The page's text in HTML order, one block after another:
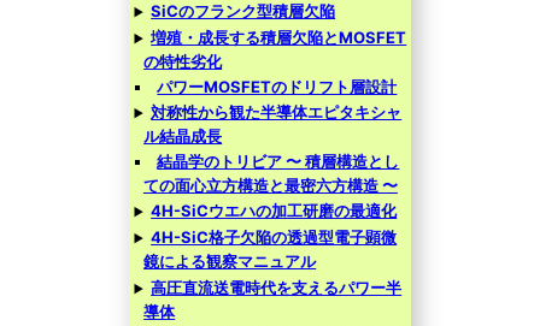
SiCのフランク型積層欠陥
増殖・成長する積層欠陥とMOSFET
の特性劣化
パワーMOSFETのドリフト層設計
対称性から観た半導体エピタキシャ
ル結晶成長
結晶学のトリビア 〜 積層構造とし
ての面心立方構造と最密六方構造 〜
4H-SiCウエハの加工研磨の最適化
4H-SiC格子欠陥の透過型電子顕微
鏡による観察マニュアル
高圧直流送電時代を支えるパワー半
導体